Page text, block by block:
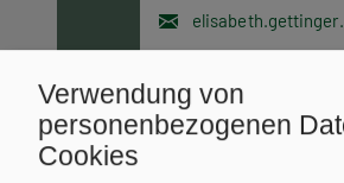
Lektorat
Verwendung von
personenbezogenen
Cookies